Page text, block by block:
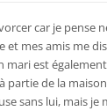
car je pense
et mes amis me
mari est
partie de la
sans lui, mais